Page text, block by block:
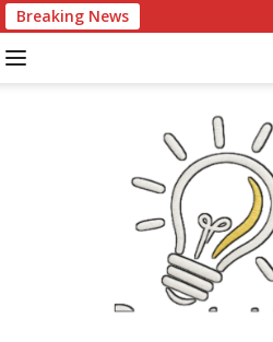
Breaking News